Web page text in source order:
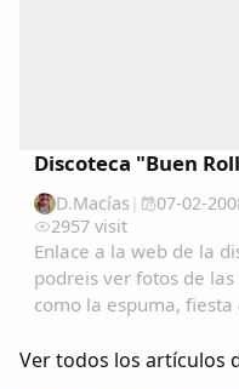
Discoteca "Buen
D.Macías | 07-02-
2957 visit
Enlace a la web de la
podreis ver fotos de
como la espuma, fiesta
Ver todos los artículos